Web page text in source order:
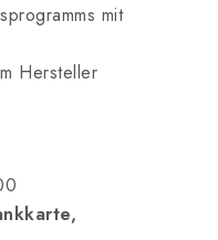
mit
Hersteller